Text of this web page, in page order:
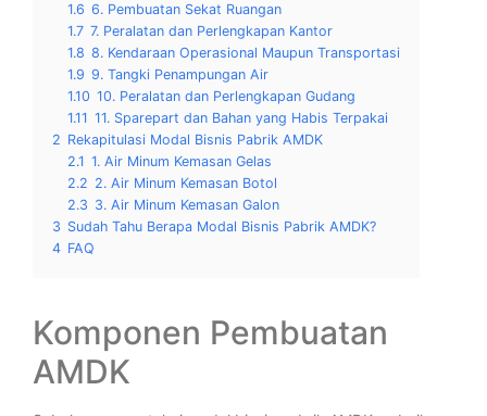
1.6 6. Pembuatan Sekat Ruangan
1.7 7. Peralatan dan Perlengkapan Kantor
1.8 8. Kendaraan Operasional Maupun Transportasi
1.9 9. Tangki Penampungan Air
1.10 10. Peralatan dan Perlengkapan Gudang
1.11 11. Sparepart dan Bahan yang Habis Terpakai
2 Rekapitulasi Modal Bisnis Pabrik AMDK
2.1 1. Air Minum Kemasan Gelas
2.2 2. Air Minum Kemasan Botol
2.3 3. Air Minum Kemasan Galon
3 Sudah Tahu Berapa Modal Bisnis Pabrik AMDK?
4 FAQ
Komponen Pembuatan
AMDK